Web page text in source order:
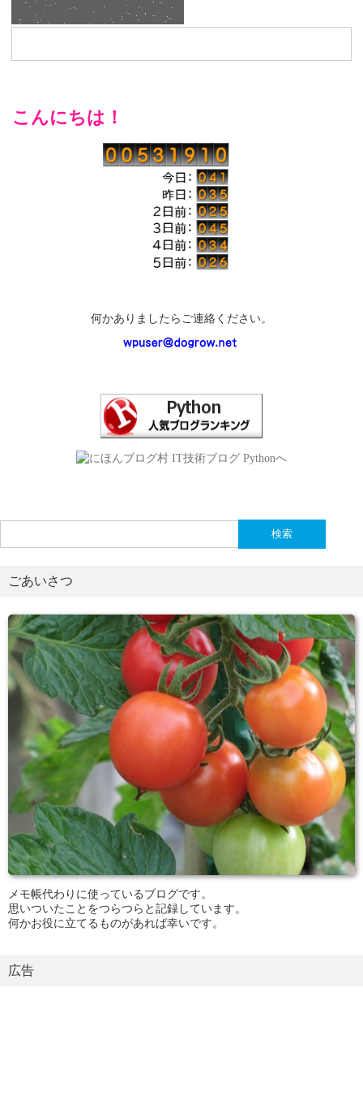
こんにちは！
何かありましたらご連絡ください。
索:
ごあいさつ
メモ帳代わりに使っているブログです。
思いついたことをつらつらと記録しています。
何かお役に立てるものがあれば幸いです。
広告